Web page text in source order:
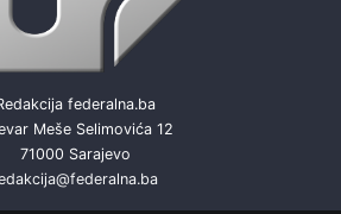
federalna.ba
Meše Selimovića 12
71000 Sarajevo